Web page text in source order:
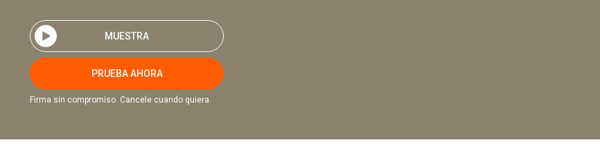
MUESTRA
PRUEBA AHORA
Firma sin compromiso. Cancele cuando quiera.